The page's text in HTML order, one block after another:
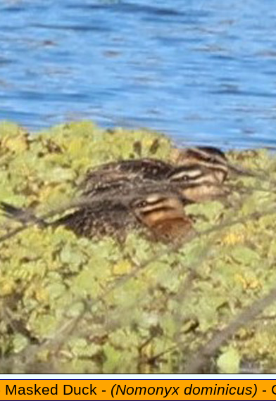
Masked Duck - (Nomonyx dominicus) -